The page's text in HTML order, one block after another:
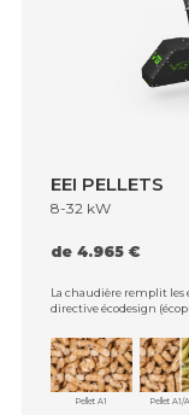
EEI PELLETS
8-32 kW
de 4.965 €
La chaudière remplit les
directive écodesign
Pellet A1 Pellet A1/